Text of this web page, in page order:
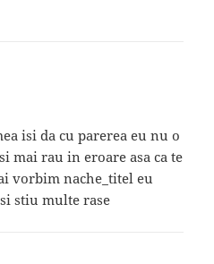
isi da cu parerea eu nu o
mai rau in eroare asa ca te
vorbim nache_titel eu
stiu multe rase